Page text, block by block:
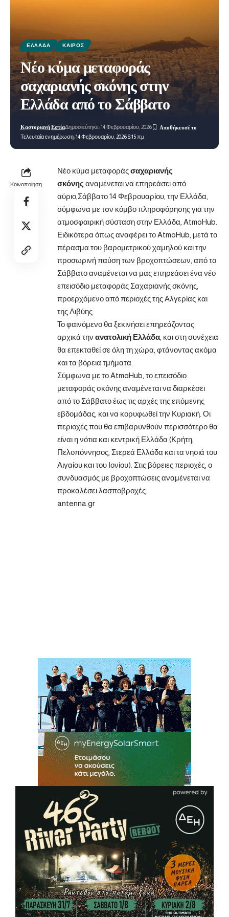
ΕΛΛΆΔΑ ΚΑΙΡΌΣ
Νέο κύμα μεταφοράς
σαχαριανής σκόνης στην
Ελλάδα από το Σάββατο
Τελευταία ενημέρωση: 14 Φεβρουαρίου, 2026 8:15 πμ
Καστοριανή ΕστίαΔημοσιεύτηκε: 14 Φεβρουαρίου, 2026
Κοινοποίηση
Νέο κύμα μεταφοράςσαχαριανής
σκόνης αναμένεται να επηρεάσει από
αύριο,Σάββατο 14 Φεβρουαρίου, την Ελλάδα,
σύμφωνα με τoν κόμβο πληροφόρησης για την
ατμοσφαιρικήσύσταση στην Ελλάδα, AtmoHub.
Ειδικότερα όπως αναφέρει το AtmoHub, μετά το
πέρασμα του βαρομετρικού χαμηλού και την
προσωρινή παύση των βροχοπτώσεων, από το
Σάββατο αναμένεται να μας επηρεάσει ένα νέο
επεισόδιο μεταφοράς Σαχαριανής σκόνης,
προερχόμενο από περιοχές της Αλγερίας και
της Λιβύης.
Το φαινόμενο θα ξεκινήσει επηρεάζοντας
αρχικά την ανατολική Ελλάδα , και στη συνέχεια
θα επεκταθεί σε όλη τη χώρα, φτάνοντας ακόμα
και τα βόρεια τμήματα.
Σύμφωνα με το AtmoHub, το επεισόδιο
μεταφοράς σκόνης αναμένεται να διαρκέσει
από το Σάββατο έως τις αρχές της επόμενης
εβδομάδας, και να κορυφωθεί την Κυριακή. Οι
περιοχές που θα επιβαρυνθούν περισσότερο θα
είναι η νότια και κεντρική Ελλάδα (Κρήτη,
Πελοπόννησος, Στερεά Ελλάδα και τα νησιά του
Αιγαίου και του Ιονίου). Στις βόρειες περιοχές, ο
συνδυασμός με βροχοπτώσεις αναμένεται να
προκαλέσει λασποβροχές.
antenna.gr